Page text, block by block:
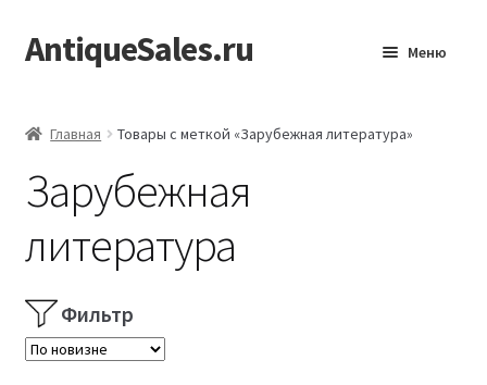
Перейти
к
Перейти
к
AntiqueSales.ru Меню
Главная Товары с меткой «Зарубежная литература»
Зарубежная
литература
Фильтр